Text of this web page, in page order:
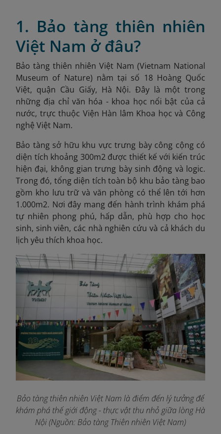
1. Bảo tàng thiên nhiên
Việt Nam ở đâu?
Bảo tàng thiên nhiên Việt Nam (Vietnam National
Museum of Nature) nằm tại số 18 Hoàng Quốc
Việt, quận Cầu Giấy, Hà Nội. Đây là một trong
những địa chỉ văn hóa - khoa học nổi bật của cả
nước, trực thuộc Viện Hàn lâm Khoa học và Công
nghệ Việt Nam.
Bảo tàng sở hữu khu vực trưng bày công cộng có
diện tích khoảng 300m2 được thiết kế với kiến trúc
hiện đại, không gian trưng bày sinh động và logic.
Trong đó, tổng diện tích toàn bộ khu bảo tàng bao
gồm kho lưu trữ và văn phòng có thể lên tới hơn
1.000m2. Nơi đây mang đến hành trình khám phá
tự nhiên phong phú, hấp dẫn, phù hợp cho học
sinh, sinh viên, các nhà nghiên cứu và cả khách du
lịch yêu thích khoa học.
Bảo tàng thiên nhiên Việt Nam là điểm đến lý tưởng để
khám phá thế giới động - thực vật thu nhỏ giữa lòng Hà
Nội (Nguồn: Bảo tàng Thiên nhiên Việt Nam)